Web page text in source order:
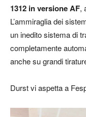
1312 in versione AF,
L’ammiraglia dei
un inedito sistema di
completamente
anche su grandi
Durst vi aspetta a